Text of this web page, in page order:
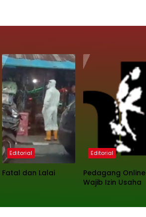
Editorial
Fatal dan Lalai
Editorial
Pedagang Online
Wajib Izin Usaha